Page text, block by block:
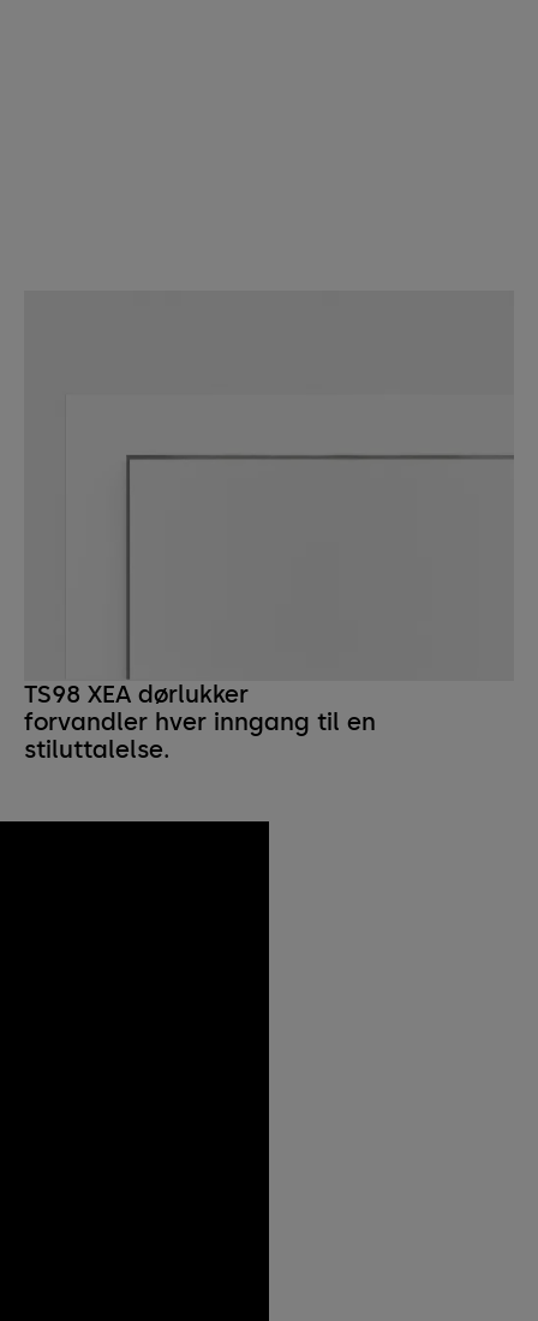
TS98 XEA dørlukker
forvandler hver inngang til en
stiluttalelse.